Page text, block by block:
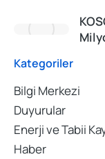
Kategoriler
Bilgi Merkezi
Duyurular
Enerji ve Tabii
Haber